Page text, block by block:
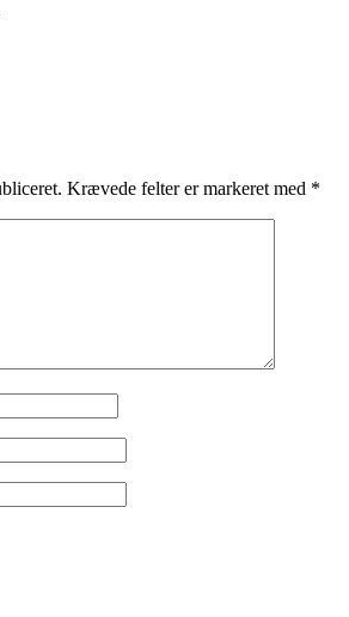
Krævede felter er markeret med *